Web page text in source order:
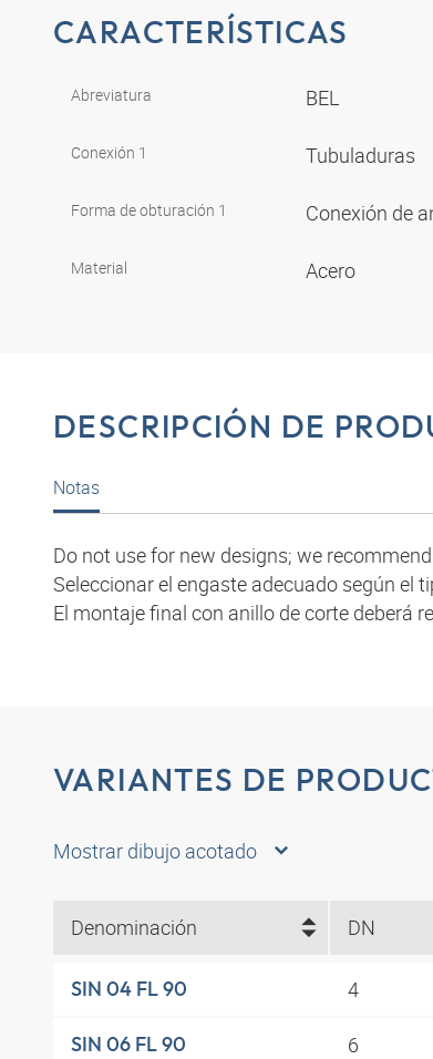
CARACTERÍSTICAS
Abreviatura BEL
Conexión 1 Tubuladuras
Forma de obturación 1 Conexión de
Material Acero
DESCRIPCIÓN DE
Notas
Do not use for new designs; we
Seleccionar el engaste adecuado según el
El montaje final con anillo de corte deberá
VARIANTES DE
Mostrar dibujo acotado
Denominación DN
SIN 04 FL 90 4
SIN 06 FL 90 6